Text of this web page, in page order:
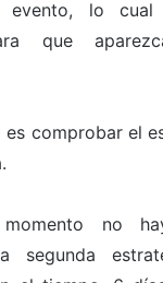
lo cual
que
es comprobar el
no
segunda